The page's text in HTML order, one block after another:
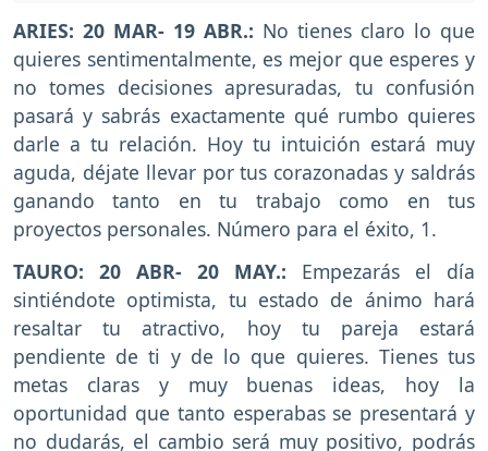
ARIES: 20 MAR- 19 ABR.: No tienes claro lo que
quieres sentimentalmente, es mejor que esperes y
no tomes decisiones apresuradas, tu confusión
pasará y sabrás exactamente qué rumbo quieres
darle a tu relación. Hoy tu intuición estará muy
aguda, déjate llevar por tus corazonadas y saldrás
ganando tanto en tu trabajo como en tus
proyectos personales. Número para el éxito, 1.
TAURO: 20 ABR- 20 MAY.: Empezarás el día
sintiéndote optimista, tu estado de ánimo hará
resaltar tu atractivo, hoy tu pareja estará
pendiente de ti y de lo que quieres. Tienes tus
metas claras y muy buenas ideas, hoy la
oportunidad que tanto esperabas se presentará y
no dudarás, el cambio será muy positivo, podrás